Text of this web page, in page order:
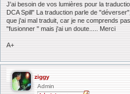
e
J'ai besoin de vos lumières pour la
DCA Spill" La traduction parle de
que j'ai mal traduit, car je ne comprends
"fusionner " mais j'ai un doute..... Merci
A+
ziggy
Admin